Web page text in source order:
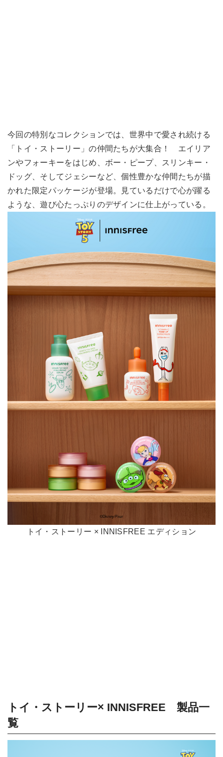
今回の特別なコレクションでは、世界中で愛され続ける
「トイ・ストーリー」の仲間たちが大集合！ エイリア
ンやフォーキーをはじめ、ボー・ピープ、スリンキー・
ドッグ、そしてジェシーなど、個性豊かな仲間たちが描
かれた限定パッケージが登場。見ているだけで心が躍る
ような、遊び心たっぷりのデザインに仕上がっている。
トイ・ストーリー × INNISFREE エディション
トイ・ストーリー× INNISFREE 製品一
覧